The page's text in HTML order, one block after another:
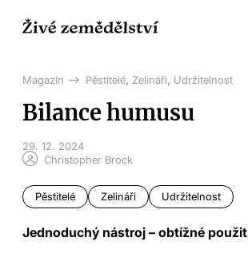
Magazín Pěstitelé, Zelináři, Udržitelnost
Bilance humusu
29. 12. 2024
Christopher Brock
Pěstitelé Zelináři Udržitelnost
Jednoduchý nástroj – obtížné